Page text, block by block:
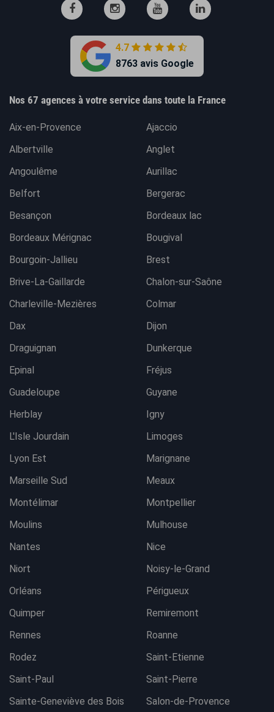
4.7
8763 avis Google
Nos 67 agences à votre service dans toute la France
Aix-en-Provence
Ajaccio
Albertville
Anglet
Angoulême
Aurillac
Belfort
Bergerac
Besançon
Bordeaux lac
Bordeaux Mérignac
Bougival
Bourgoin-Jallieu
Brest
Brive-La-Gaillarde
Chalon-sur-Saône
Charleville-Mezières
Colmar
Dax
Dijon
Draguignan
Dunkerque
Epinal
Fréjus
Guadeloupe
Guyane
Herblay
Igny
L'Isle Jourdain
Limoges
Lyon Est
Marignane
Marseille Sud
Meaux
Montélimar
Montpellier
Moulins
Mulhouse
Nantes
Nice
Niort
Noisy-le-Grand
Orléans
Périgueux
Quimper
Remiremont
Rennes
Roanne
Rodez
Saint-Etienne
Saint-Paul
Saint-Pierre
Sainte-Geneviève des Bois
Salon-de-Provence